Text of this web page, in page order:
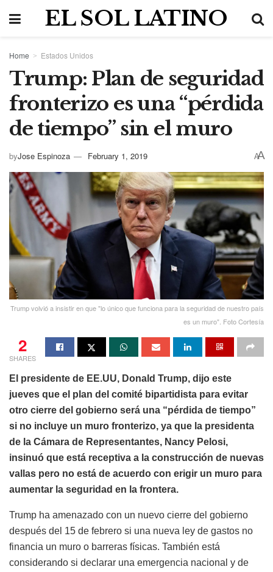
EL SOL LATINO
Home Estados Unidos
Trump: Plan de seguridad
fronterizo es una “pérdida
de tiempo” sin el muro
byJose Espinoza February 1, 2019 AA
Trump volvió a insistir en que "lo único que funciona para la seguridad de nuestro país
es un muro". Foto Cortesía
2
SHARES
El presidente de EE.UU, Donald Trump, dijo este
jueves que el plan del comité bipartidista para evitar
otro cierre del gobierno será una “pérdida de tiempo”
si no incluye un muro fronterizo, ya que la presidenta
de la Cámara de Representantes, Nancy Pelosi,
insinuó que está receptiva a la construcción de nuevas
vallas pero no está de acuerdo con erigir un muro para
aumentar la seguridad en la frontera.
Trump ha amenazado con un nuevo cierre del gobierno
después del 15 de febrero si una nueva ley de gastos no
financia un muro o barreras físicas. También está
considerando si declarar una emergencia nacional y de